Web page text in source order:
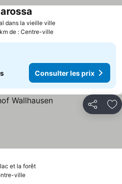
dans la vieille villeConsulter les prix
de : Centre-ville
Consulter les prix
Partager
et la forêtConsulter les prix
les prix
ville